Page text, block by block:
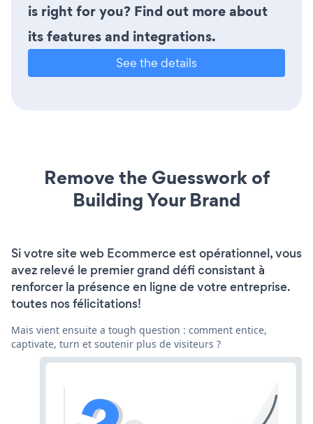
is right for you? Find out more about
its features and integrations.
See the details
Remove the Guesswork of
Building Your Brand
Si votre site web Ecommerce est opérationnel, vous
avez relevé le premier grand défi consistant à
renforcer la présence en ligne de votre entreprise.
toutes nos félicitations!
Mais vient ensuite a tough question : comment entice,
captivate, turn et soutenir plus de visiteurs ?